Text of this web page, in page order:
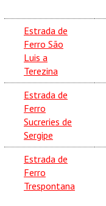
Estrada de
Ferro São
Luis a
Terezina
Estrada de
Ferro
Sucreries de
Sergipe
Estrada de
Ferro
Trespontana